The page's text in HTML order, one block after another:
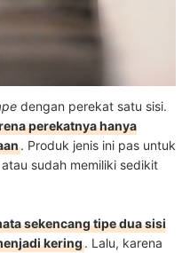
dengan perekat satu sisi.
perekatnya hanya
. Produk jenis ini pas untuk
sudah memiliki sedikit
sekencang tipe dua sisi
kering. Lalu, karena